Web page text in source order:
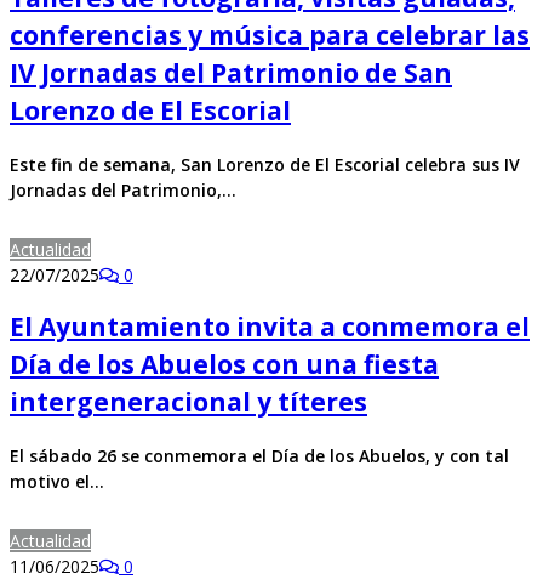
conferencias y música para celebrar las
IV Jornadas del Patrimonio de San
Lorenzo de El Escorial
Este fin de semana, San Lorenzo de El Escorial celebra sus IV
Jornadas del Patrimonio,…
Actualidad
22/07/2025
0
El Ayuntamiento invita a conmemora el
Día de los Abuelos con una fiesta
intergeneracional y títeres
El sábado 26 se conmemora el Día de los Abuelos, y con tal
motivo el…
Actualidad
11/06/2025
0